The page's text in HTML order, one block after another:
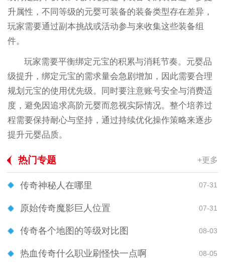
升属性，不同等级的元婴可装备的装备类型存在差异，
玩家需要通过副本挑战或活动参与来收集这些装备组
件。
玩家需要平衡绑定元宝的积累与消耗节奏。元婴品
级提升，绑定元宝的需求量会急剧增加，因此需要合理
规划元宝的使用优先级。同时要注意账号安全与消费适
度，避免因追求高阶元婴而忽视实际情况。整个培养过
程需要保持耐心与坚持，通过持续优化操作策略来逐步
提升元婴品质。
热门专题 +更多
传奇神秘人在哪里 07-31
原始传奇魔影巨人位置 07-31
传奇各个地图的等级对比图 08-03
热血传奇什么职业刷怪快一点啊 08-05